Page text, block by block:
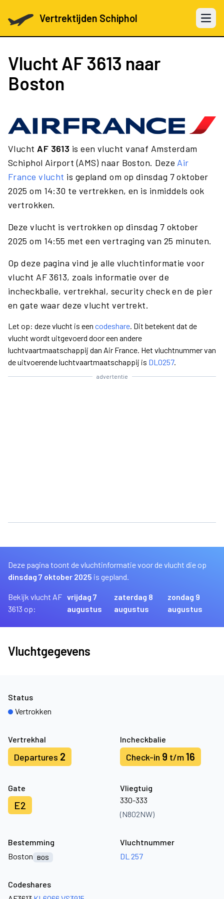
Vertrektijden Schiphol Open
Vlucht AF 3613 naar
Boston
Vlucht AF 3613 is een vlucht vanaf Amsterdam
Schiphol Airport (AMS) naar Boston. Deze Air
France vlucht is gepland om op dinsdag 7 oktober
2025 om 14:30 te vertrekken, en is inmiddels ook
vertrokken.
Deze vlucht is vertrokken op dinsdag 7 oktober
2025 om 14:55 met een vertraging van 25 minuten.
Op deze pagina vind je alle vluchtinformatie voor
vlucht AF 3613, zoals informatie over de
incheckbalie, vertrekhal, security check en de pier
en gate waar deze vlucht vertrekt.
Let op: deze vlucht is een codeshare. Dit betekent dat de
vlucht wordt uitgevoerd door een andere
luchtvaartmaatschappij dan Air France. Het vluchtnummer van
de uitvoerende luchtvaartmaatschappij is DL0257.
advertentie
Deze pagina toont de vluchtinformatie voor de vlucht die op
dinsdag 7 oktober 2025 is gepland.
Bekijk vlucht AF
3613 op:
vrijdag 7
augustus
zaterdag 8
augustus
zondag 9
augustus
Vluchtgegevens
Vertrekhal
Departures 2
Incheckbalie
Check-in 9 t/m16
Gate
E2
Vliegtuig
330-333
(N802NW)
Status
Vertrokken
Bestemming
Boston
BOS
Vluchtnummer
DL 257
Codeshares